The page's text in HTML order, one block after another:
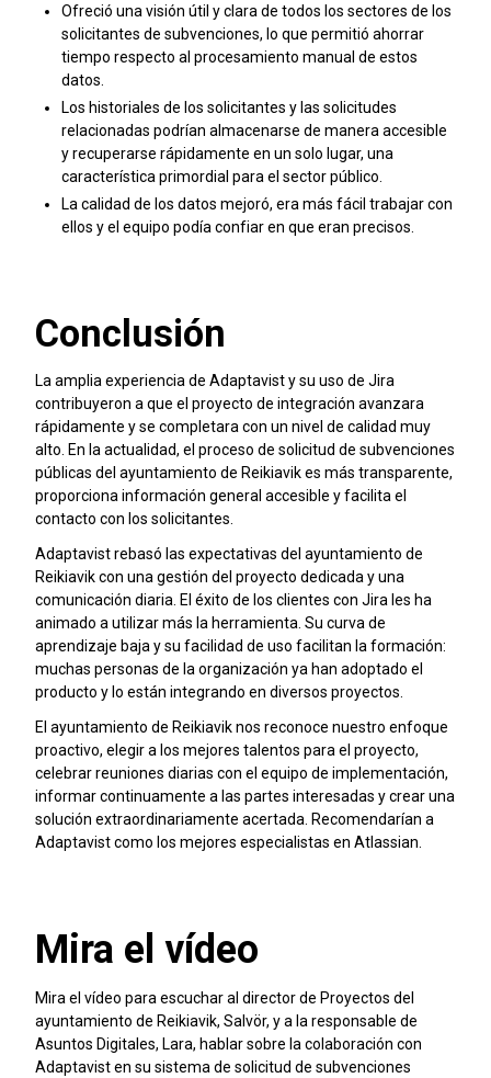
Ofreció una visión útil y clara de todos los sectores de los
solicitantes de subvenciones, lo que permitió ahorrar
tiempo respecto al procesamiento manual de estos
datos.
Los historiales de los solicitantes y las solicitudes
relacionadas podrían almacenarse de manera accesible
y recuperarse rápidamente en un solo lugar, una
característica primordial para el sector público.
La calidad de los datos mejoró, era más fácil trabajar con
ellos y el equipo podía confiar en que eran precisos.
Conclusión
La amplia experiencia de Adaptavist y su uso de Jira
contribuyeron a que el proyecto de integración avanzara
rápidamente y se completara con un nivel de calidad muy
alto. En la actualidad, el proceso de solicitud de subvenciones
públicas del ayuntamiento de Reikiavik es más transparente,
proporciona información general accesible y facilita el
contacto con los solicitantes.
Adaptavist rebasó las expectativas del ayuntamiento de
Reikiavik con una gestión del proyecto dedicada y una
comunicación diaria. El éxito de los clientes con Jira les ha
animado a utilizar más la herramienta. Su curva de
aprendizaje baja y su facilidad de uso facilitan la formación:
muchas personas de la organización ya han adoptado el
producto y lo están integrando en diversos proyectos.
El ayuntamiento de Reikiavik nos reconoce nuestro enfoque
proactivo, elegir a los mejores talentos para el proyecto,
celebrar reuniones diarias con el equipo de implementación,
informar continuamente a las partes interesadas y crear una
solución extraordinariamente acertada. Recomendarían a
Adaptavist como los mejores especialistas en Atlassian.
Mira el vídeo
Mira el vídeo para escuchar al director de Proyectos del
ayuntamiento de Reikiavik, Salvör, y a la responsable de
Asuntos Digitales, Lara, hablar sobre la colaboración con
Adaptavist en su sistema de solicitud de subvenciones